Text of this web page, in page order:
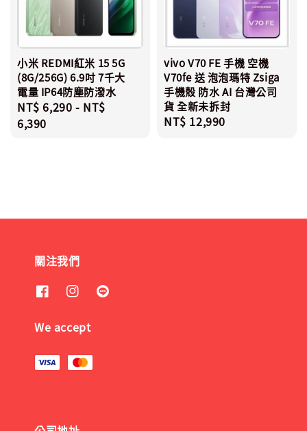
小米 REDMI紅米 15 5G
(8G/256G) 6.9吋 7千大
電量 IP64防塵防潑水
Regular
price
NT$ 6,290 - NT$
6,390
vivo V70 FE 手機 空機
V70fe 送 泡泡瑪特 Zsiga
手機殼 防水 AI 台灣公司
貨 全新未拆封
Regular
NT$ 12,990
關注我們
We accept